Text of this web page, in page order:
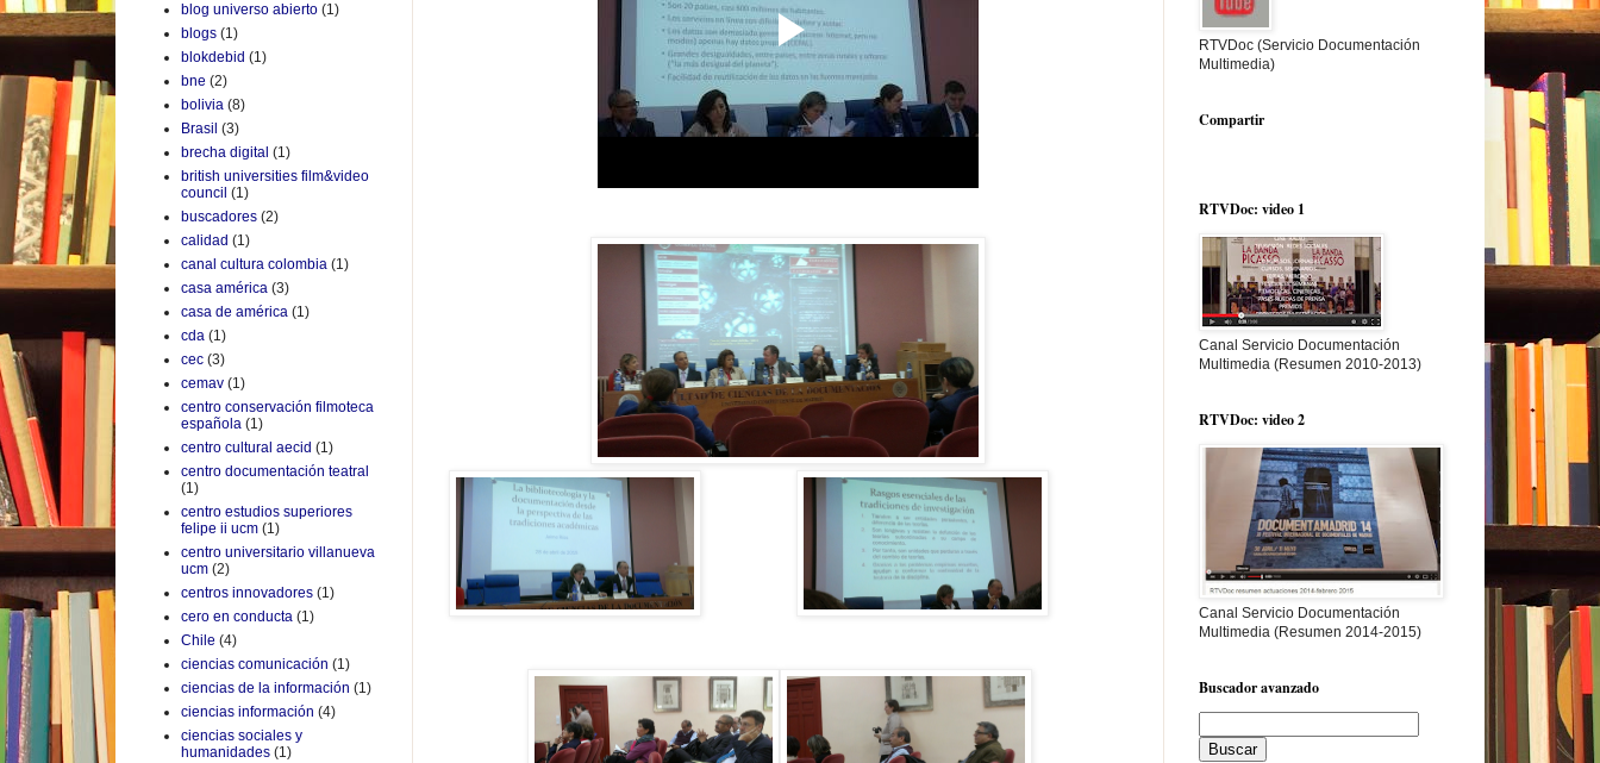
blog universo abierto (1)
blogs (1)
blokdebid (1)
bne (2)
bolivia (8)
Brasil (3)
brecha digital (1)
british universities film&video
council (1)
buscadores (2)
calidad (1)
canal cultura colombia (1)
casa américa (3)
casa de américa (1)
cda (1)
cec (3)
cemav (1)
centro conservación filmoteca
española (1)
centro cultural aecid (1)
centro documentación teatral
(1)
centro estudios superiores
felipe ii ucm (1)
centro universitario villanueva
ucm (2)
centros innovadores (1)
cero en conducta (1)
Chile (4)
ciencias comunicación (1)
ciencias de la información (1)
ciencias información (4)
ciencias sociales y
humanidades (1)
RTVDoc (Servicio Documentación
Multimedia)
Compartir
RTVDoc: video 1
Canal Servicio Documentación
Multimedia (Resumen 2010-2013)
RTVDoc: video 2
Canal Servicio Documentación
Multimedia (Resumen 2014-2015)
Buscador avanzado